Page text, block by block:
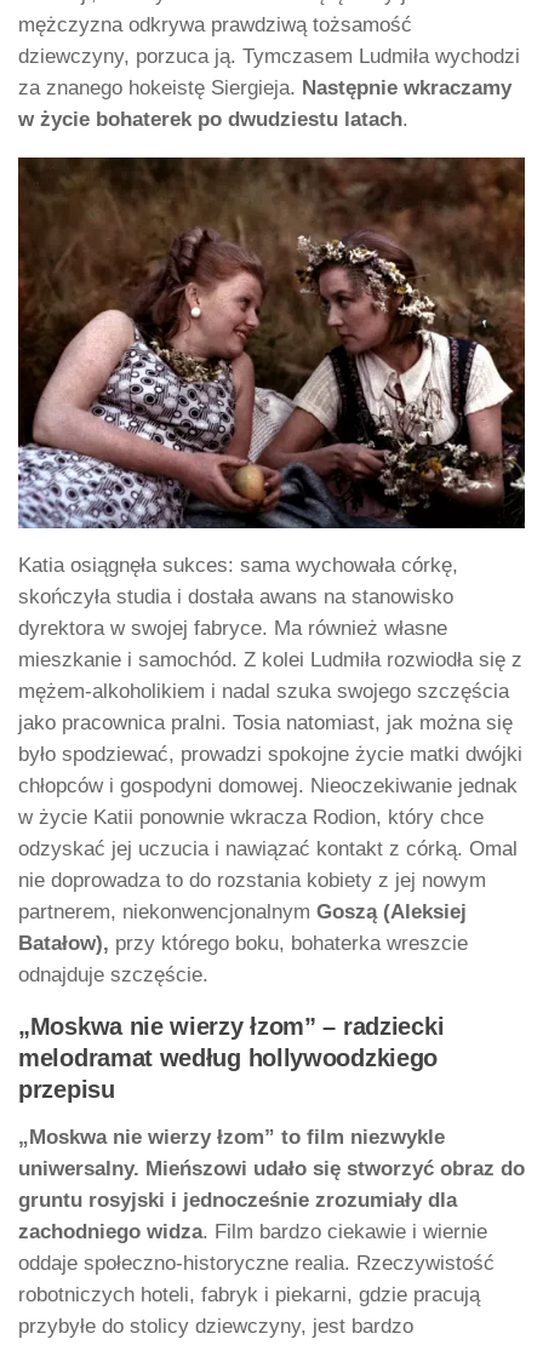
mężczyzna odkrywa prawdziwą tożsamość
dziewczyny, porzuca ją. Tymczasem Ludmiła wychodzi
za znanego hokeistę Siergieja. Następnie wkraczamy
w życie bohaterek po dwudziestu latach.
Katia osiągnęła sukces: sama wychowała córkę,
skończyła studia i dostała awans na stanowisko
dyrektora w swojej fabryce. Ma również własne
mieszkanie i samochód. Z kolei Ludmiła rozwiodła się z
mężem-alkoholikiem i nadal szuka swojego szczęścia
jako pracownica pralni. Tosia natomiast, jak można się
było spodziewać, prowadzi spokojne życie matki dwójki
chłopców i gospodyni domowej. Nieoczekiwanie jednak
w życie Katii ponownie wkracza Rodion, który chce
odzyskać jej uczucia i nawiązać kontakt z córką. Omal
nie doprowadza to do rozstania kobiety z jej nowym
partnerem, niekonwencjonalnym Goszą (Aleksiej
Batałow), przy którego boku, bohaterka wreszcie
odnajduje szczęście.
„Moskwa nie wierzy łzom” – radziecki
melodramat według hollywoodzkiego
przepisu
„Moskwa nie wierzy łzom” to film niezwykle
uniwersalny. Mieńszowi udało się stworzyć obraz do
gruntu rosyjski i jednocześnie zrozumiały dla
zachodniego widza. Film bardzo ciekawie i wiernie
oddaje społeczno-historyczne realia. Rzeczywistość
robotniczych hoteli, fabryk i piekarni, gdzie pracują
przybyłe do stolicy dziewczyny, jest bardzo